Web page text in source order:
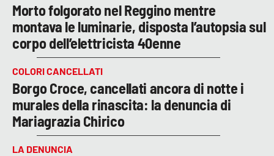
Morto folgorato nel Reggino mentre
montava le luminarie, disposta l’autopsia sul
corpo dell’elettricista 40enne
COLORI CANCELLATI
Borgo Croce, cancellati ancora di notte i
murales della rinascita: la denuncia di
Mariagrazia Chirico
LA DENUNCIA